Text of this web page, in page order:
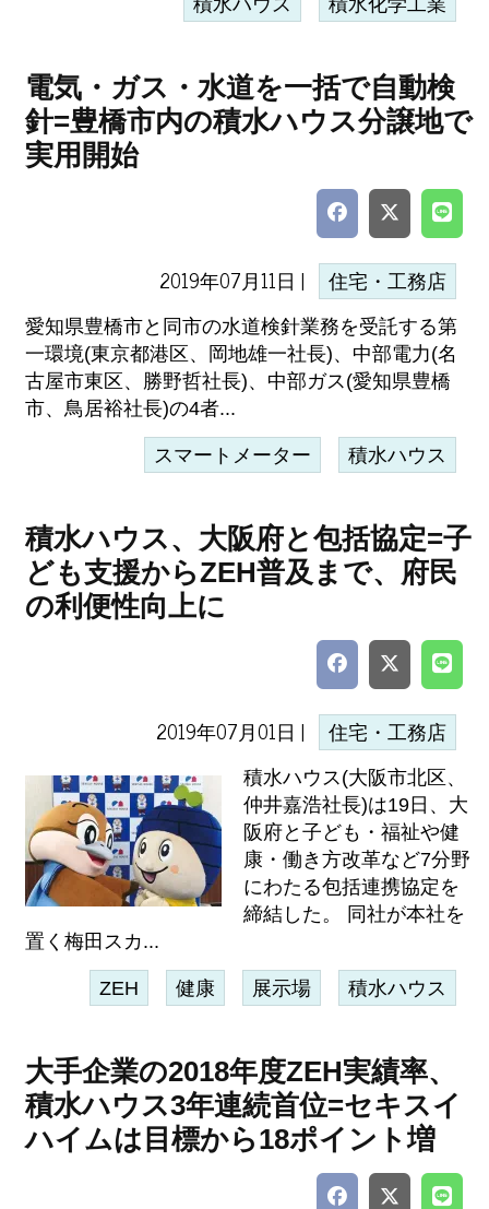
積水ハウス 積水化学工業
電気・ガス・水道を一括で自動検
針=豊橋市内の積水ハウス分譲地で
実用開始
2019年07月11日 | 住宅・工務店
愛知県豊橋市と同市の水道検針業務を受託する第
一環境(東京都港区、岡地雄一社長)、中部電力(名
古屋市東区、勝野哲社長)、中部ガス(愛知県豊橋
市、鳥居裕社長)の4者...
スマートメーター 積水ハウス
積水ハウス、大阪府と包括協定=子
ども支援からZEH普及まで、府民
の利便性向上に
2019年07月01日 | 住宅・工務店
積水ハウス(大阪市北区、
仲井嘉浩社長)は19日、大
阪府と子ども・福祉や健
康・働き方改革など7分野
にわたる包括連携協定を
締結した。 同社が本社を
置く梅田スカ...
ZEH 健康 展示場 積水ハウス
大手企業の2018年度ZEH実績率、
積水ハウス3年連続首位=セキスイ
ハイムは目標から18ポイント増